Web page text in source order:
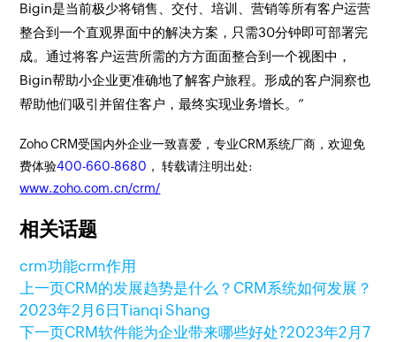
Bigin是当前极少将销售、交付、培训、营销等所有客户运营
整合到一个直观界面中的解决方案，只需30分钟即可部署完
成。通过将客户运营所需的方方面面整合到一个视图中，
Bigin帮助小企业更准确地了解客户旅程。形成的客户洞察也
帮助他们吸引并留住客户，最终实现业务增长。”
Zoho CRM受国内外企业一致喜爱，专业CRM系统厂商，欢迎免
费体验400-660-8680 ， 转载请注明出处:
www.zoho.com.cn/crm/
相关话题
crm功能crm作用
上一页CRM的发展趋势是什么？CRM系统如何发展？
2023年2月6日Tianqi Shang
下一页CRM软件能为企业带来哪些好处?2023年2月7